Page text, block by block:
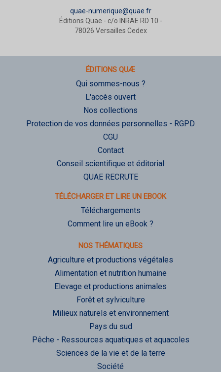
quae-numerique@quae.fr
Éditions Quae - c/o INRAE RD 10 -
78026 Versailles Cedex
ÉDITIONS QUÆ
Qui sommes-nous ?
L'accès ouvert
Nos collections
Protection de vos données personnelles - RGPD
CGU
Contact
Conseil scientifique et éditorial
QUAE RECRUTE
TÉLÉCHARGER ET LIRE UN EBOOK
Téléchargements
Comment lire un eBook ?
NOS THÉMATIQUES
Agriculture et productions végétales
Alimentation et nutrition humaine
Elevage et productions animales
Forêt et sylviculture
Milieux naturels et environnement
Pays du sud
Pêche - Ressources aquatiques et aquacoles
Sciences de la vie et de la terre
Société